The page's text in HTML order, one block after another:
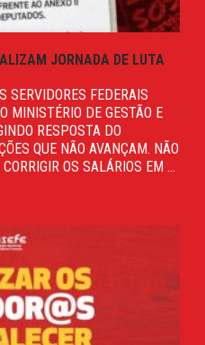
JORNADA DE LUTA
SERVIDORES FEDERAIS
MINISTÉRIO DE GESTÃO E
RESPOSTA DO
QUE NÃO AVANÇAM. NÃO
OS SALÁRIOS EM ...